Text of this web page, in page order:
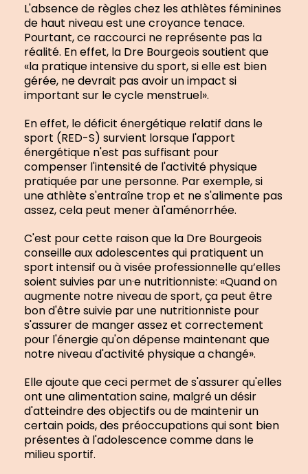
L'absence de règles chez les athlètes féminines
de haut niveau est une croyance tenace.
Pourtant, ce raccourci ne représente pas la
réalité. En effet, la Dre Bourgeois soutient que
«la pratique intensive du sport, si elle est bien
gérée, ne devrait pas avoir un impact si
important sur le cycle menstruel».
En effet, le déficit énergétique relatif dans le
sport (RED-S) survient lorsque l'apport
énergétique n'est pas suffisant pour
compenser l'intensité de l'activité physique
pratiquée par une personne. Par exemple, si
une athlète s'entraîne trop et ne s'alimente pas
assez, cela peut mener à l'aménorrhée.
C'est pour cette raison que la Dre Bourgeois
conseille aux adolescentes qui pratiquent un
sport intensif ou à visée professionnelle qu’elles
soient suivies par un·e nutritionniste: «Quand on
augmente notre niveau de sport, ça peut être
bon d'être suivie par une nutritionniste pour
s'assurer de manger assez et correctement
pour l'énergie qu'on dépense maintenant que
notre niveau d'activité physique a changé».
Elle ajoute que ceci permet de s'assurer qu'elles
ont une alimentation saine, malgré un désir
d'atteindre des objectifs ou de maintenir un
certain poids, des préoccupations qui sont bien
présentes à l'adolescence comme dans le
milieu sportif.